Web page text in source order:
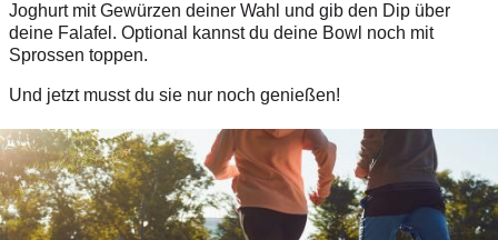
Joghurt mit Gewürzen deiner Wahl und gib den Dip über
deine Falafel. Optional kannst du deine Bowl noch mit
Sprossen toppen.
Und jetzt musst du sie nur noch genießen!